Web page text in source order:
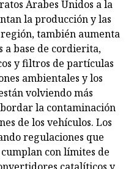
Árabes Unidos a la
la producción y las
también aumenta
a base de cordierita,
y filtros de partículas
ambientales y los
volviendo más
la contaminación
de los vehículos. Los
regulaciones que
con límites de